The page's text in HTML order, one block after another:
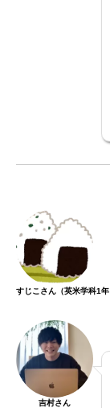
すじこさん（英米学科1年
吉村さん